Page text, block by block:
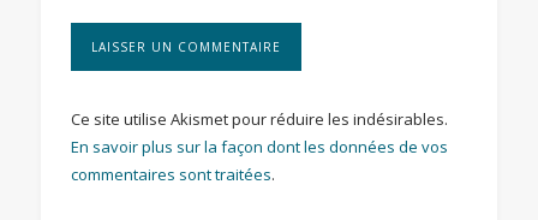
Ce site utilise Akismet pour réduire les indésirables.
En savoir plus sur la façon dont les données de vos
commentaires sont traitées.